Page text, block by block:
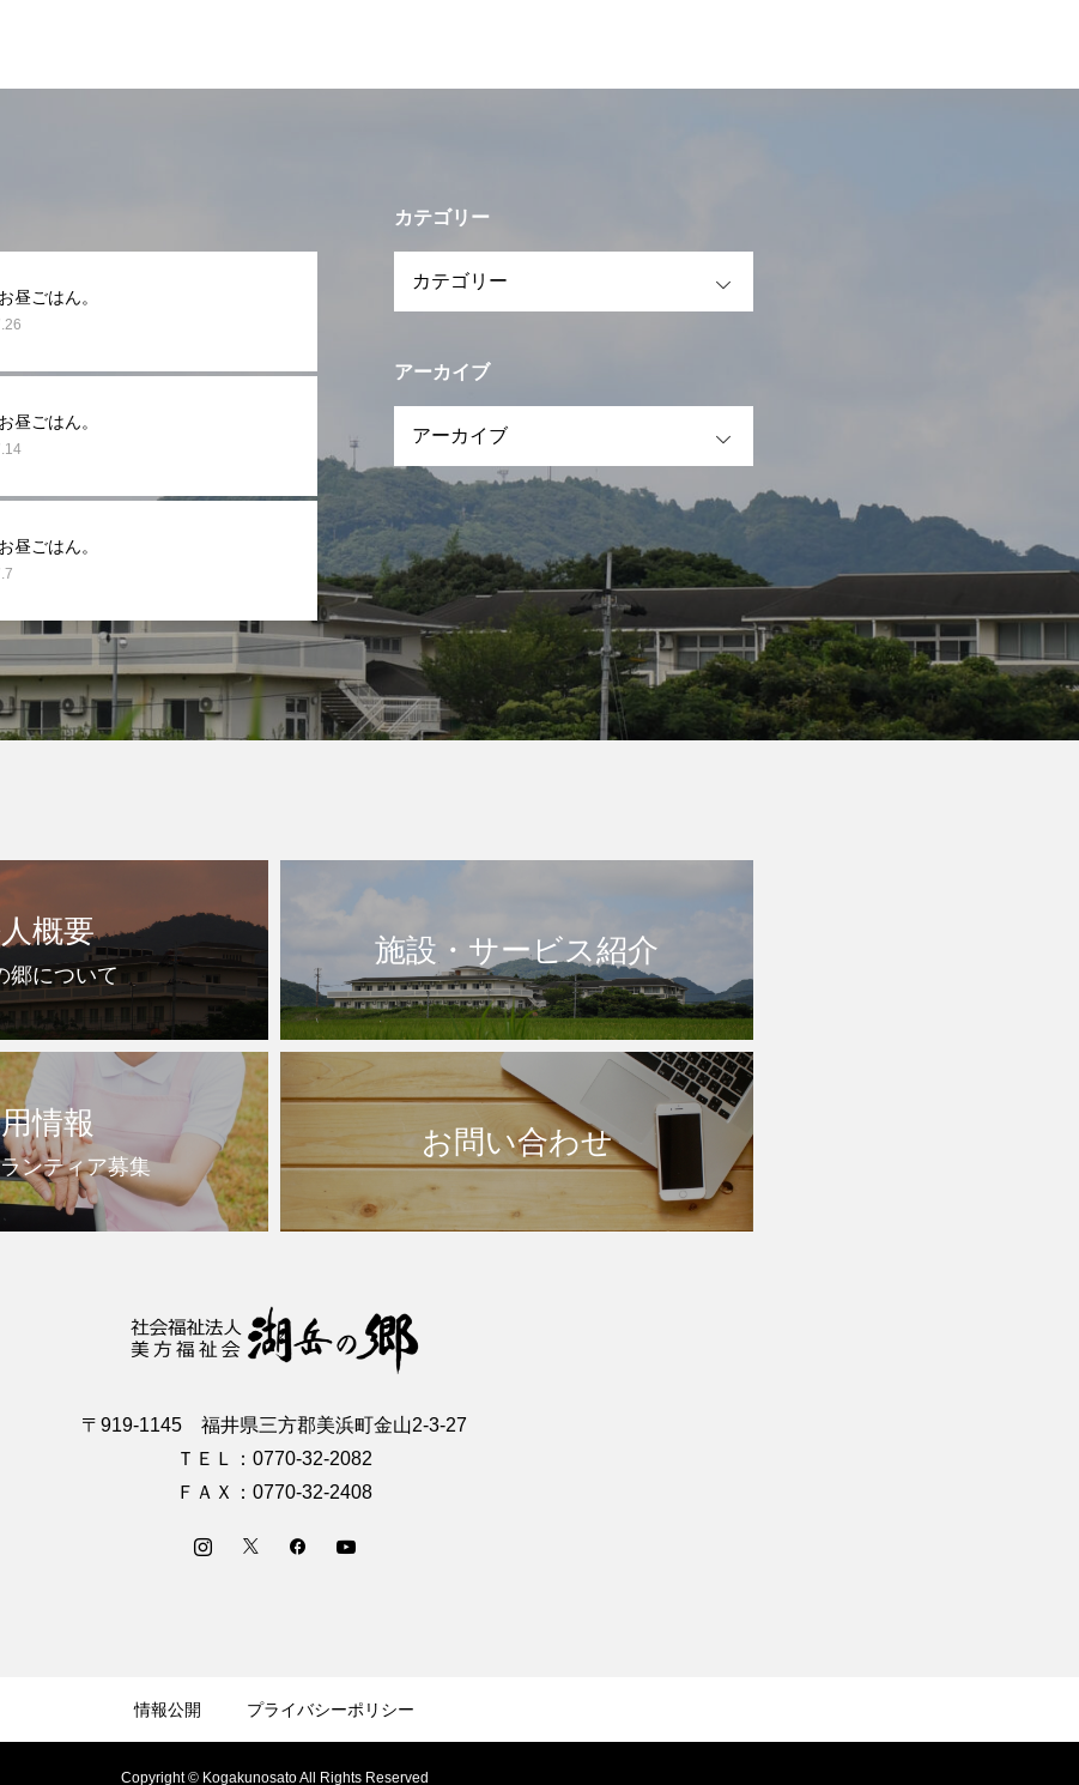
昼ごはん。
昼ごはん。
昼ごはん。
カテゴリー
アーカイブ
概要
郷について
施設・サービス紹介
情報
ンティア募集
お問い合わせ
〒919-1145 福井県三方郡美浜町金山2-3-27
ＴＥＬ：0770-32-2082
ＦＡＸ：0770-32-2408
情報公開 プライバシーポリシー
Copyright © Kogakunosato All Rights Reserved